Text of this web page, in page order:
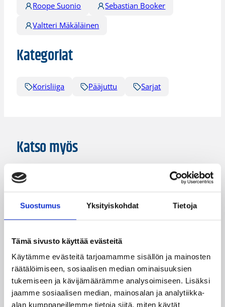
Suostumus Yksityiskohdat Tietoja
Tämä sivusto käyttää evästeitä
Käytämme evästeitä tarjoamamme sisällön ja mainosten
räätälöimiseen, sosiaalisen median ominaisuuksien
tukemiseen ja kävijämäärämme analysoimiseen. Lisäksi
jaamme sosiaalisen median, mainosalan ja analytiikka-
alan kumppaneillemme tietoja siitä, miten käytät
Roope Suonio
Sebastian Booker
Valtteri Mäkäläinen
Kategoriat
Korisliiga Pääjuttu Sarjat
Katso myös
3×3 08.08.2026 22:58